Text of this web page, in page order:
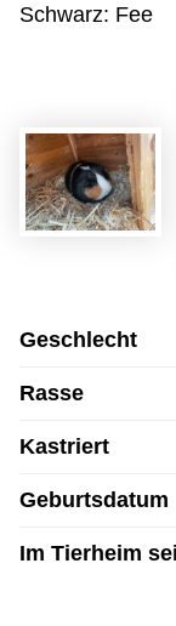
Schwarz: Fee
Geschlecht
Rasse
Kastriert
Geburtsdatum
Im Tierheim